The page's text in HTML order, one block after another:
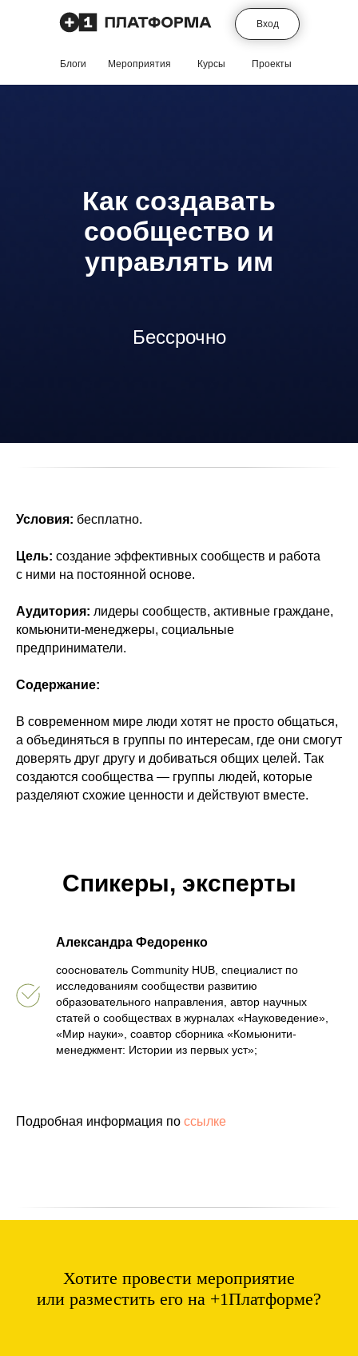
Курсы
Мероприятия Проекты
Блоги
Вход
Как создавать
сообщество и
управлять им
Бессрочно
Условия: бесплатно.
Цель: создание эффективных сообществ и работа
с ними на постоянной основе.
Аудитория: лидеры сообществ, активные граждане,
комьюнити-менеджеры, социальные
предприниматели.
Содержание:
В современном мире люди хотят не просто общаться,
а объединяться в группы по интересам, где они смогут
доверять друг другу и добиваться общих целей. Так
создаются сообщества — группы людей, которые
разделяют схожие ценности и действуют вместе.
Спикеры, эксперты
Александра Федоренко
сооснователь Community HUB, специалист по
исследованиям сообществи развитию
образовательного направления, автор научных
статей о сообществах в журналах «Науковедение»,
«Мир науки», соавтор сборника «Комьюнити-
менеджмент: Истории из первых уст»;
Подробная информация по ссылке
Хотите провести мероприятие
или разместить его на +1Платформе?